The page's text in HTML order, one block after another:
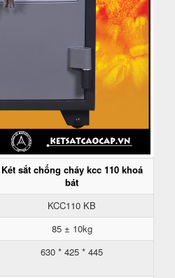
Két sắt chống cháy kcc 110 khoá
bát
KCC110 KB
85 ± 10kg
630 * 425 * 445